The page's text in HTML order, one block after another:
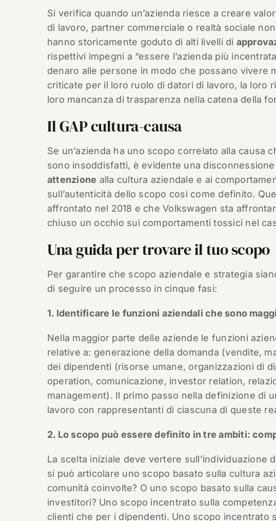
Si verifica quando un’azienda riesce a creare
di lavoro, partner commerciale o realtà sociale
hanno storicamente goduto di alti livelli di
rispettivi impegni a “essere l’azienda più
denaro alle persone in modo che possano vivere
criticate per il loro ruolo di datori di lavoro, la loro
loro mancanza di trasparenza nella catena della
Il GAP cultura-causa
Se un’azienda ha uno scopo correlato alla causa
sono insoddisfatti, è evidente una
attenzione alla cultura aziendale e ai
sull’autenticità dello scopo così come definito.
affrontato nel 2018 e che Volkswagen sta
chiuso un occhio sui comportamenti tossici nel
Una guida per trovare il tuo scopo
Per garantire che scopo aziendale e strategia
di seguire un processo in cinque fasi:
1. Identificare le funzioni aziendali che sono
Nella maggior parte delle aziende le funzioni
relative a: generazione della domanda (vendite,
dei dipendenti (risorse umane, organizzazioni di
operation, comunicazione, investor relation,
management). Il primo passo nella definizione di
lavoro con rappresentanti di ciascuna di queste
2. Lo scopo può essere definito in tre ambiti:
La scelta iniziale deve vertere sull’individuazione
si può articolare uno scopo basato sulla cultura
comunità coinvolte? O uno scopo basato sulla
investitori? Uno scopo incentrato sulla
clienti che per i dipendenti. Uno scopo incentrato